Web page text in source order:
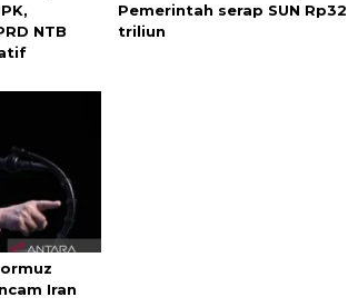
NTB
Pemerintah serap SUN Rp32
triliun
Iran